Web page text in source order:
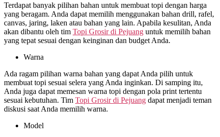
Terdapat banyak pilihan bahan untuk membuat topi dengan harga
yang beragam. Anda dapat memilih menggunakan bahan drill, rafel,
canvas, jaring, laken atau bahan yang lain. Apabila kesulitan, Anda
akan dibantu oleh tim Topi Grosir di Pejuang untuk memilih bahan
yang tepat sesuai dengan keinginan dan budget Anda.
Warna
Ada ragam pilihan warna bahan yang dapat Anda pilih untuk
membuat topi sesuai selera yang Anda inginkan. Di samping itu,
Anda juga dapat memesan warna topi dengan pola print tertentu
sesuai kebutuhan. Tim Topi Grosir di Pejuang dapat menjadi teman
diskusi saat Anda memilih warna.
Model